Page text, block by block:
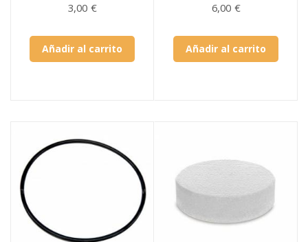
3,00 €
Añadir al carrito
6,00 €
Añadir al carrito